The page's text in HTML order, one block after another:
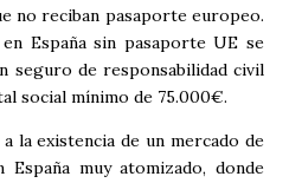
no reciban pasaporte europeo.
España sin pasaporte UE se
seguro de responsabilidad civil
social mínimo de 75.000€.
la existencia de un mercado de
España muy atomizado, donde